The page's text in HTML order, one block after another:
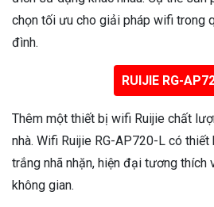
chọn tối ưu cho giải pháp wifi trong
đình.
RUIJIE RG-
Thêm một thiết bị wifi Ruijie chất
nhà. Wifi Ruijie RG-AP720-L có
trắng nhã nhặn, hiện đại tương thích
không gian.